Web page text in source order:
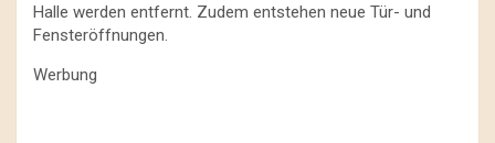
Halle werden entfernt. Zudem entstehen neue Tür- und
Fensteröffnungen.
Werbung